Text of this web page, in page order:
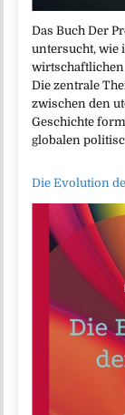
Das Buch Der
untersucht, wie
Die zentrale
zwischen den
Geschichte
globalen
Die Evolution